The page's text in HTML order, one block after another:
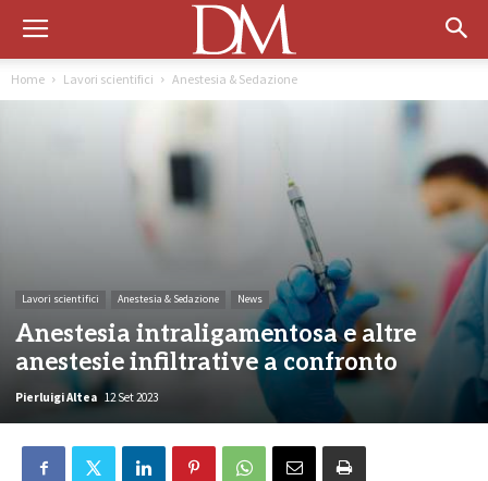
Home Lavori scientifici Anestesia & Sedazione
Lavori scientifici Anestesia & Sedazione News
Anestesia intraligamentosa e altre
anestesie infiltrative a confronto
Pierluigi Altea 12 Set 2023